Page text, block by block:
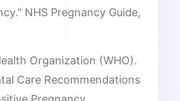
NHS Pregnancy Guide,
Organization (WHO).
Care Recommendations